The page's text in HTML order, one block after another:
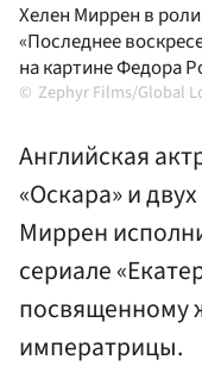
Хелен Миррен в
«Последнее
на картине Федора
Zephyr Films/Global
Английская
«Оскара» и
Миррен
сериале
посвященному
императрицы.